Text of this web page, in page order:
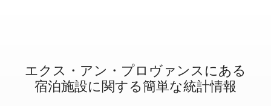
エクス・アン・プロヴァンスに⁠あ⁠る
宿⁠泊⁠施⁠設⁠に関⁠す⁠る簡⁠単⁠な統⁠計⁠情⁠報